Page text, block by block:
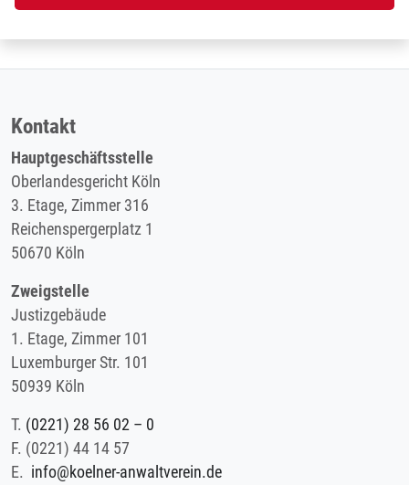
Kontakt
Hauptgeschäftsstelle
Oberlandesgericht Köln
3. Etage, Zimmer 316
Reichenspergerplatz 1
50670 Köln
Zweigstelle
Justizgebäude
1. Etage, Zimmer 101
Luxemburger Str. 101
50939 Köln
T. (0221) 28 56 02 – 0
F. (0221) 44 14 57
E. info@koelner-anwaltverein.de